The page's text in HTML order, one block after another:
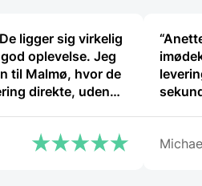
ligger sig virkelig
oplevelse. Jeg
til Malmø, hvor de
direkte, uden
det